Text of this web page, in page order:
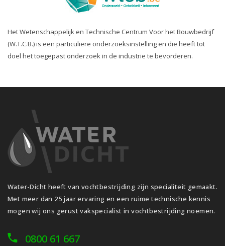
Het Wetenschappelijk en Technische Centrum Voor het Bouwbedrijf
(W.T.C.B.) is een particuliere onderzoeksinstelling en die heeft tot
doel het toegepast onderzoek in de industrie te bevorderen.
Water-Dicht heeft van vochtbestrijding zijn specialiteit gemaakt.
Met meer dan 25 jaar ervaring en een ruime technische kennis
mogen wij ons gerust vakspecialist in vochtbestrijding noemen.
0800 61 667